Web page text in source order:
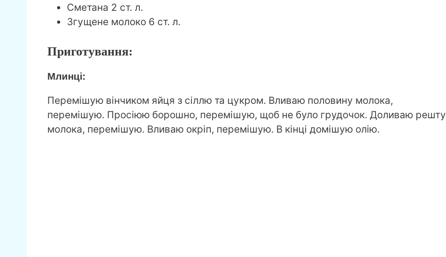
Сметана 2 ст. л.
Згущене молоко 6 ст. л.
Приготування:
Млинці:
Перемішую вінчиком яйця з сіллю та цукром. Вливаю половину молока,
перемішую. Просіюю борошно, перемішую, щоб не було грудочок. Доливаю решту
молока, перемішую. Вливаю окріп, перемішую. В кінці домішую олію.